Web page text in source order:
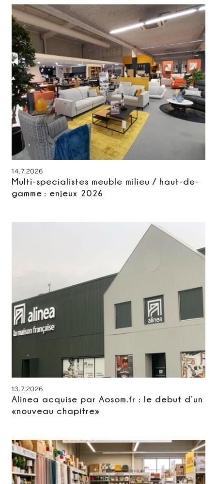
14.7.2026
Multi-specialistes meuble milieu / haut-de-
gamme : enjeux 2026
13.7.2026
Alinea acquise par Aosom.fr : le debut d’un
«nouveau chapitre»